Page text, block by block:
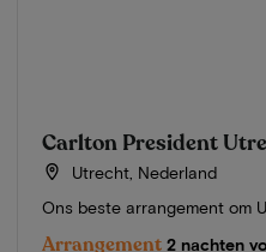
Carlton President
Utrecht, Nederland
Ons beste arrangement om
Arrangement 2 nachten